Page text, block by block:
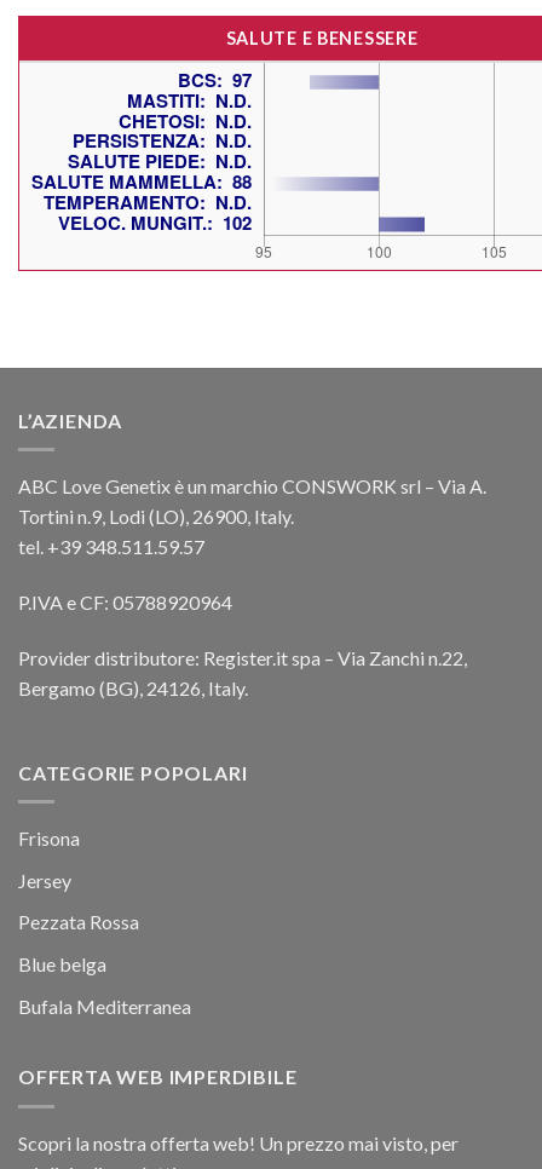
SALUTE E BENESSERE
L’AZIENDA
ABC Love Genetix è un marchio CONSWORK srl – Via A.
Tortini n.9, Lodi (LO), 26900, Italy.
tel. +39 348.511.59.57
P.IVA e CF: 05788920964
Provider distributore: Register.it spa – Via Zanchi n.22,
Bergamo (BG), 24126, Italy.
CATEGORIE POPOLARI
Frisona
Jersey
Pezzata Rossa
Blue belga
Bufala Mediterranea
OFFERTA WEB IMPERDIBILE
Scopri la nostra offerta web! Un prezzo mai visto, per